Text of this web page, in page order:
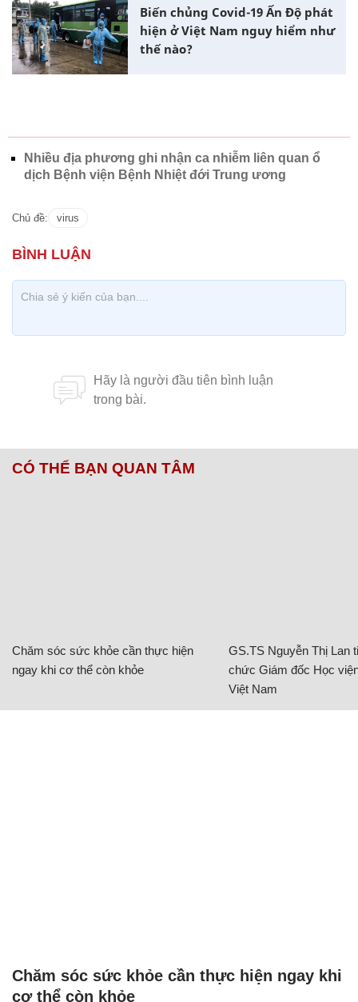
Biến chủng Covid-19 Ấn Độ phát
hiện ở Việt Nam nguy hiểm như
thế nào?
Nhiều địa phương ghi nhận ca nhiễm liên quan ổ
dịch Bệnh viện Bệnh Nhiệt đới Trung ương
Chủ đề: virus
CÓ THỂ BẠN QUAN TÂM
Chăm sóc sức khỏe cần thực hiện
ngay khi cơ thể còn khỏe
GS.TS Nguyễn Thị Lan
chức Giám đốc Học
Việt Nam
Chăm sóc sức khỏe cần thực hiện ngay khi
cơ thể còn khỏe